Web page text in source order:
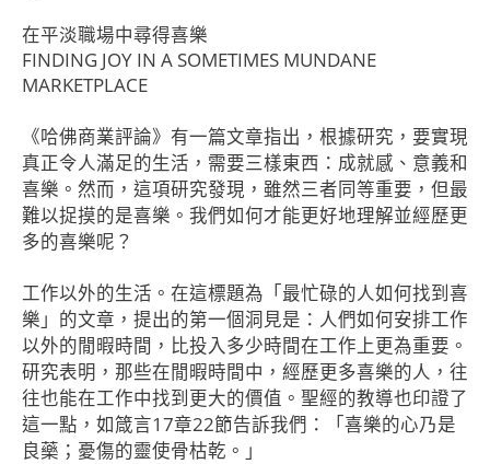
在平淡職場中尋得喜樂
FINDING JOY IN A SOMETIMES MUNDANE
MARKETPLACE
《哈佛商業評論》有一篇文章指出，根據研究，要實現
真正令人滿足的生活，需要三樣東西：成就感、意義和
喜樂。然而，這項研究發現，雖然三者同等重要，但最
難以捉摸的是喜樂。我們如何才能更好地理解並經歷更
多的喜樂呢？
工作以外的生活。在這標題為「最忙碌的人如何找到喜
樂」的文章，提出的第一個洞見是：人們如何安排工作
以外的閒暇時間，比投入多少時間在工作上更為重要。
研究表明，那些在閒暇時間中，經歷更多喜樂的人，往
往也能在工作中找到更大的價值。聖經的教導也印證了
這一點，如箴言17章22節告訴我們：「喜樂的心乃是
良藥；憂傷的靈使骨枯乾。」